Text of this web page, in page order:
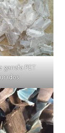
garrafa PET